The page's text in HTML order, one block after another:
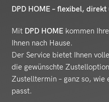
DPD HOME – flexibel,
Mit DPD HOME kommen
Ihnen nach Hause.
Der Service bietet Ihnen
die gewünschte
Zustelltermin – ganz so, wie
passt.